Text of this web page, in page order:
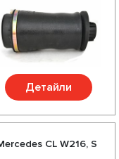
Детайли
CL W216, S